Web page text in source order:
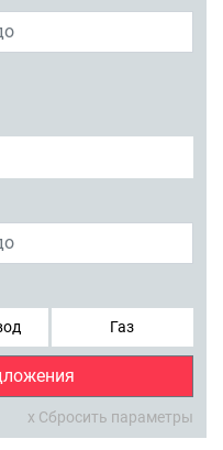
Газ
x Сбросить параметры